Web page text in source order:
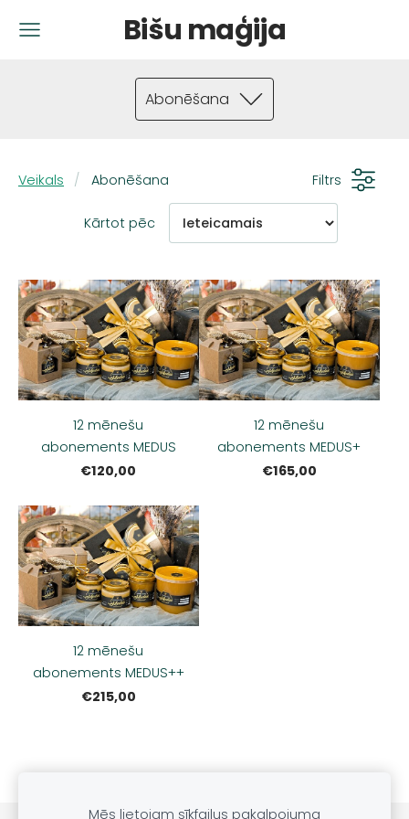
Bišu maģija
Abonēšana
Veikals Abonēšana Filtrs
Kārtot pēc
12 mēnešu
abonements MEDUS
€120,00
12 mēnešu
abonements MEDUS+
€165,00
12 mēnešu
abonements MEDUS++
€215,00
Mēs lietojam sīkfailus pakalpojuma